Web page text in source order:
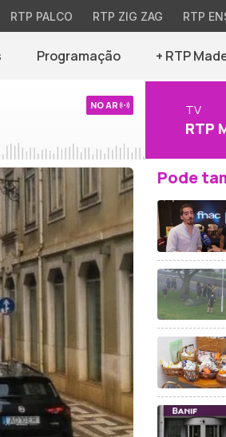
RTP PALCO RTP ZIG ZAG RTP
Programação + RTP
NO AR TV
RTP
Pode